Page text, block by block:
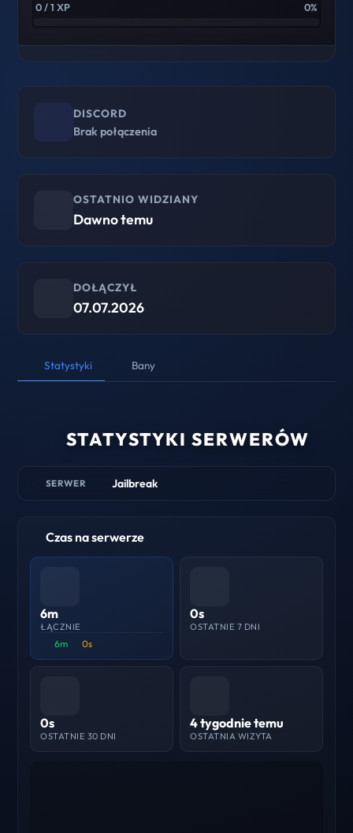
0 / 1 XP 0%
DISCORD
Brak połączenia
OSTATNIO WIDZIANY
Dawno temu
DOŁĄCZYŁ
07.07.2026
Statystyki Bany
STATYSTYKI SERWERÓW
SERWER Jailbreak
Czas na serwerze
6m
ŁĄCZNIE
6m 0s
0s
OSTATNIE 7 DNI
0s
OSTATNIE 30 DNI
4 tygodnie temu
OSTATNIA WIZYTA